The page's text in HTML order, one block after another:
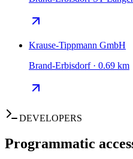
Krause-Tippmann GmbH
Brand-Erbisdorf · 0.69 km
DEVELOPERS
Programmatic